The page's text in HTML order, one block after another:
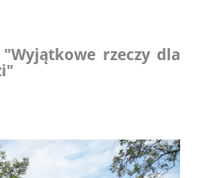
"Wyjątkowe rzeczy dla